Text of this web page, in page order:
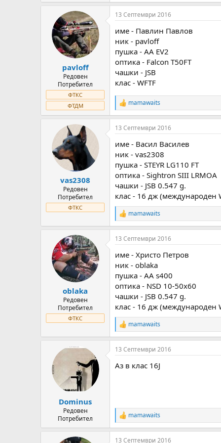
a
c
i
o
s
:
pavloff
Редовен
Потребител
ФТКС
ФТДМ
13 Септември 2016
име - Павлин Павлов
ник - pavloff
пушка - AA EV2
оптика - Falcon T50FT
чашки - JSB
клас - WFTF
R
e
a
c
i
o
s
:
mamawaits
vas2308
Редовен
Потребител
ФТКС
13 Септември 2016
име - Васил Василев
ник - vas2308
пушка - STEYR LG110 FT
оптика - Sightron SIII LRMOA
чашки - JSB 0.547 g.
клас - 16 дж (международен
R
e
a
c
i
o
s
:
mamawaits
oblaka
Редовен
Потребител
ФТКС
13 Септември 2016
име - Христо Петров
ник - oblaka
пушка - AA s400
оптика - NSD 10-50x60
чашки - JSB 0.547 g.
клас - 16 дж (международен
R
e
a
c
i
mamawaits
Dominus
Редовен
Потребител
13 Септември 2016
Аз в клас 16J
R
e
a
mamawaits
13 Септември 2016